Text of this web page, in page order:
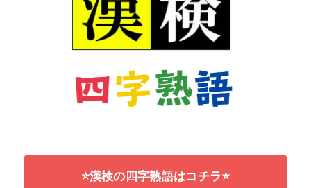
⭐漢検の四字熟語はコチラ⭐